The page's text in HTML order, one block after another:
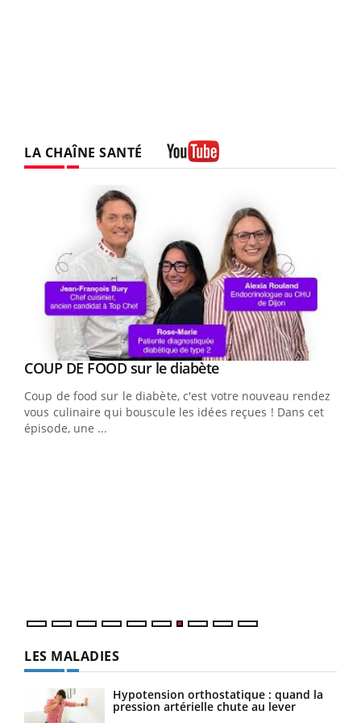
LA CHAÎNE SANTÉ
Youtube
COUP DE FOOD sur le diabèteYoutube
Coup de food sur le diabète, c'est votre nouveau rendez-
vous culinaire qui bouscule les idées reçues ! Dans cet
épisode, une ...
Youtube
Quand l’entreprise mise sur le bien être global
"Les rendez-vous de la santé et de la qualité de vie au
travail" de Pourquoi Docteur reçoivent Régis Blugeon,
DRH et directeur ...
LES MALADIES
Hypotension orthostatique : quand la
pression artérielle chute au lever